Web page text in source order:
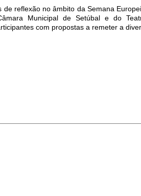
de reflexão no âmbito da Semana
Municipal de Setúbal e do
com propostas a remeter a